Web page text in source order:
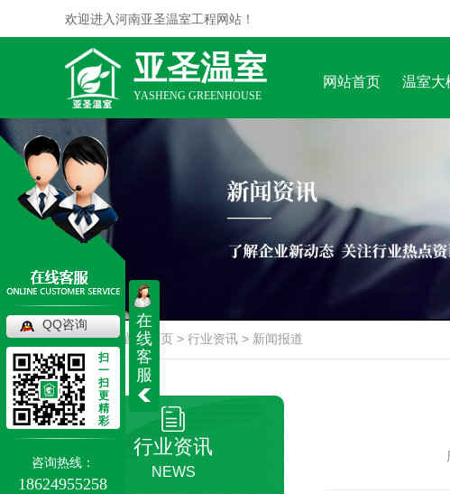
欢迎进入河南亚圣温室工程网站！
亚圣温室
YASHENG GREENHOUSE
网站首页 温室大
当前位置：首页 > 行业资讯 > 新闻报道
行业资讯
NEWS
在
线
客
服
QQ咨询
扫
一
扫
更
精
彩
咨询热线：
18624955258